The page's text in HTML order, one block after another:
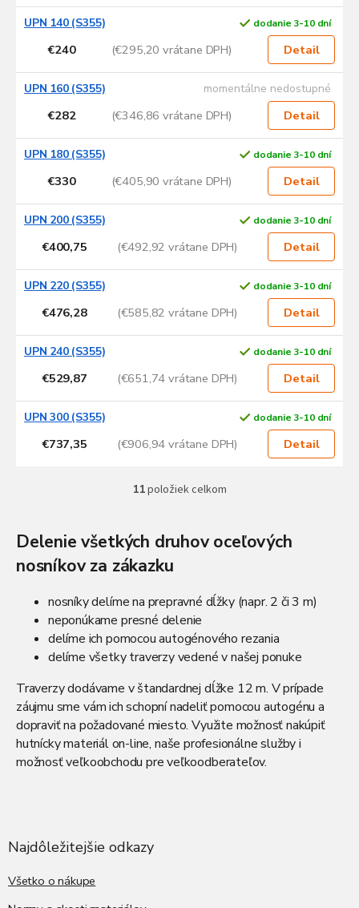
UPN 140 (S355) dodanie 3-10 dní
€240 (€295,20 vrátane DPH) Detail
UPN 160 (S355) momentálne nedostupné
€282 (€346,86 vrátane DPH) Detail
UPN 180 (S355) dodanie 3-10 dní
€330 (€405,90 vrátane DPH) Detail
UPN 200 (S355) dodanie 3-10 dní
€400,75 (€492,92 vrátane DPH) Detail
UPN 220 (S355) dodanie 3-10 dní
€476,28 (€585,82 vrátane DPH) Detail
UPN 240 (S355) dodanie 3-10 dní
€529,87 (€651,74 vrátane DPH) Detail
UPN 300 (S355) dodanie 3-10 dní
€737,35 (€906,94 vrátane DPH) Detail
O
á
i
e
p
r
v
k
y
v
ý
p
i
s
11položiek celkom
Delenie všetkých druhov oceľových
nosníkov za zákazku
nosníky delíme na prepravné dĺžky (napr. 2 či 3 m)
neponúkame presné delenie
delíme ich pomocou autogénového rezania
delíme všetky traverzy vedené v našej ponuke
Traverzy dodávame v štandardnej dĺžke 12 m. V prípade
záujmu sme vám ich schopní nadeliť pomocou autogénu a
dopraviť na požadované miesto. Využite možnosť nakúpiť
hutnícky materiálon-line, naše profesionálne služby i
možnosť veľkoobchodu pre veľkoodberateľov.
Najdôležitejšie odkazy
Všetko o nákupe